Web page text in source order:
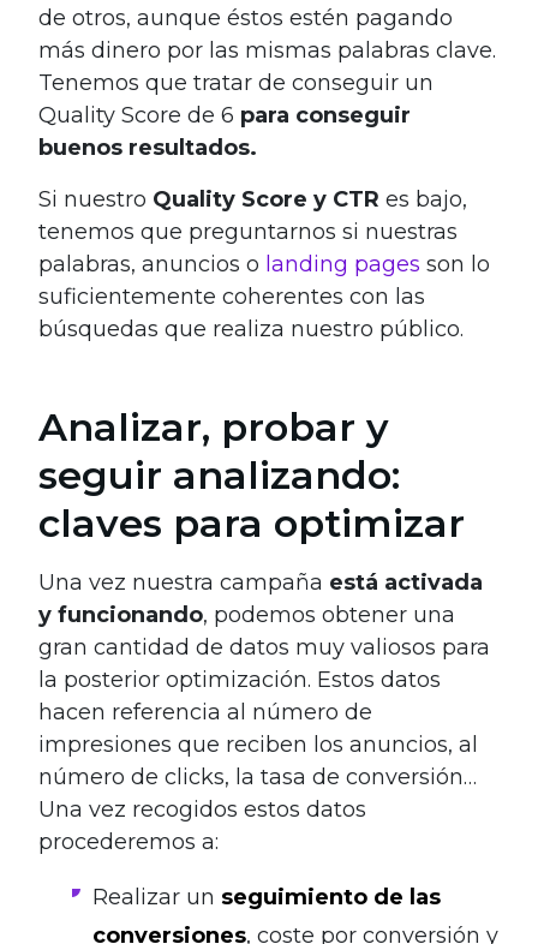
de otros, aunque éstos estén pagando
más dinero por las mismas palabras clave.
Tenemos que tratar de conseguir un
Quality Score de 6 para conseguir
buenos resultados.
Si nuestro Quality Score y CTR es bajo,
tenemos que preguntarnos si nuestras
palabras, anuncios o landing pages son lo
suficientemente coherentes con las
búsquedas que realiza nuestro público.
Analizar, probar y
seguir analizando:
claves para optimizar
Una vez nuestra campaña está activada
y funcionando, podemos obtener una
gran cantidad de datos muy valiosos para
la posterior optimización. Estos datos
hacen referencia al número de
impresiones que reciben los anuncios, al
número de clicks, la tasa de conversión…
Una vez recogidos estos datos
procederemos a:
Realizar un seguimiento de las
conversiones, coste por conversión y